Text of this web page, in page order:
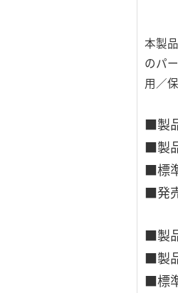
本製
のパ
用／
■製
■製
■標
■発
■製
■製
■標